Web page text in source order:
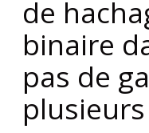
de
binaire
pas de